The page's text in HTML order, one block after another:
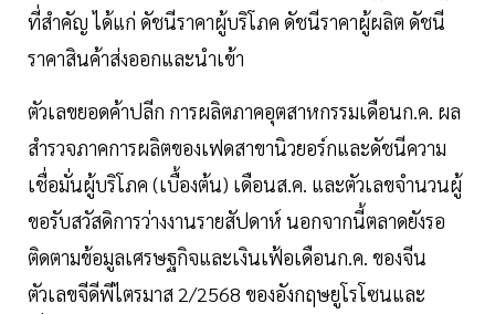
ที่สำคัญ ได้แก่ ดัชนีราคาผู้บริโภค ดัชนีราคาผู้ผลิต ดัชนี
ราคาสินค้าส่งออกและนำเข้า
ตัวเลขยอดค้าปลีก การผลิตภาคอุตสาหกรรมเดือนก.ค. ผล
สำรวจภาคการผลิตของเฟดสาขานิวยอร์กและดัชนีความ
เชื่อมั่นผู้บริโภค (เบื้องต้น) เดือนส.ค. และตัวเลขจำนวนผู้
ขอรับสวัสดิการว่างงานรายสัปดาห์ นอกจากนี้ตลาดยังรอ
ติดตามข้อมูลเศรษฐกิจและเงินเฟ้อเดือนก.ค. ของจีน
ตัวเลขจีดีพีไตรมาส 2/2568 ของอังกฤษยูโรโซนและ